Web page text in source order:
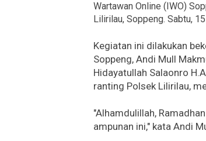
Wartawan Online (IWO)
Lilirilau, Soppeng. Sabtu,
Kegiatan ini dilakukan
Soppeng, Andi Mull
Hidayatullah Salaonro
ranting Polsek Lilirilau,
"Alhamdulillah,
ampunan ini," kata Andi